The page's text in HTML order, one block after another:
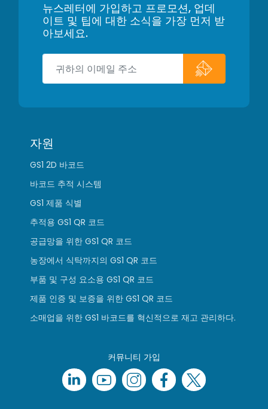
뉴스레터에 가입하고 프로모션, 업데
이트 및 팁에 대한 소식을 가장 먼저 받
아보세요.
자원
GS1 2D 바코드
바코드 추적 시스템
GS1 제품 식별
추적용 GS1 QR 코드
공급망을 위한 GS1 QR 코드
농장에서 식탁까지의 GS1 QR 코드
부품 및 구성 요소용 GS1 QR 코드
제품 인증 및 보증을 위한 GS1 QR 코드
소매업을 위한 GS1 바코드를 혁신적으로 재고 관리하다.
커뮤니티 가입